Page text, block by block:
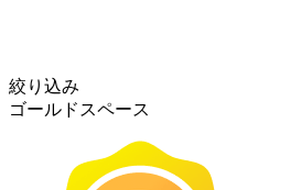
絞り込み
ゴールドスペース